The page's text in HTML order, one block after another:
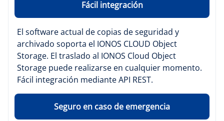
Fácil integración
El software actual de copias de seguridad y
archivado soporta el IONOS CLOUD Object
Storage. El traslado al IONOS Cloud Object
Storage puede realizarse en cualquier momento.
Fácil integración mediante API REST.
Seguro en caso de emergencia